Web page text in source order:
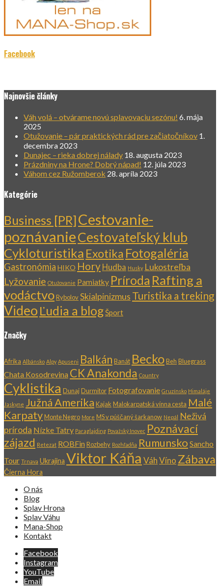
Facebook
Najnovšie články
Váh volá – otvárame novú splavovaciu sezónu! 6. mája
2025
Otužovanie – pár praktických rád pre začiatočníkov 1.
decembra 2023
Dunajec – rieka dobrej nálady 18. augusta 2023
Prázdniny na Hrone? Dobrý nápad! 12. júla 2023
Váhom cez Ružomberok 28. apríla 2023
Kategórie
Business [PR]Cestovanie-
poznávanieCestovateľský klub
Cykloturistika Exotika Fotogaléria
Gastronómia HIKO Hory Hudba Husky Lukostreľba
Lyžovanie Otužovanie Pamiatky Príroda Rafting a
vodáctvoRybolovSkialpinizmus Turistika a treking
Video Ľudia a blogŠport
Značky
Afrika Albánsko Alpy Apuseni Balkán Banát BeckoBeh Bluegrass
Chata Kosodrevina CK Anakonda Country
Cyklistika DunajDurmitor Fotografovanie Gruzínsko Himaláje
Jaskyne Južná Amerika Kajak Malokarpatská vínna cesta Malé
KarpatyMonte Negro More MS v púščaný šarkanow Nepál Neživá
príroda Nízke Tatry Paraglajding Považský Inovec Poznávací
zájazd Retezat ROBFin Rozbehy Rozhľadňa Rumunsko Sancho
Tour Trnava Ukrajina Viktor Káňa VáhVíno Zábava
Čierna Hora
O nás
Blog
Splav Hrona
Splav Váhu
Mana-Shop
Kontakt
Facebook
Instagram
YouTube
Email